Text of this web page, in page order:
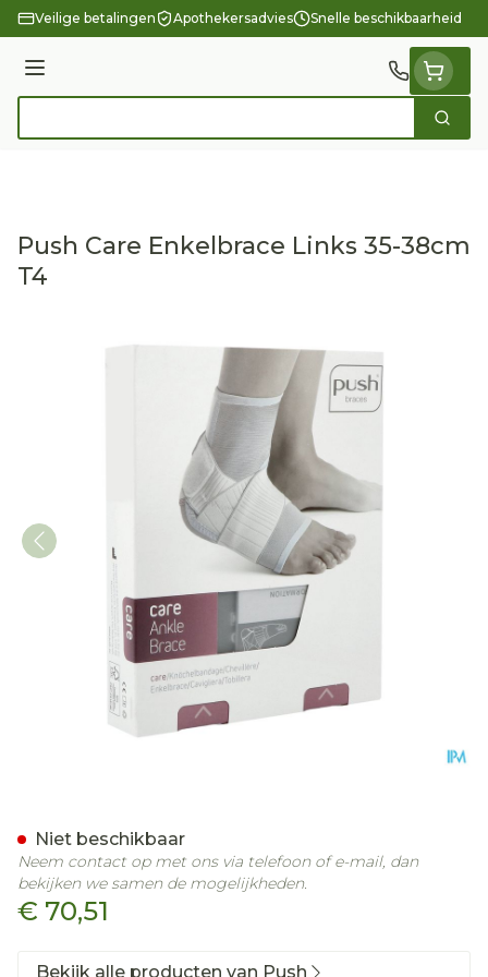
Ga naar de inhoud
Veilige betalingen Apothekersadvies Snelle beschikbaarheid
Menu
Zoek
Push Care Enkelbrace Links 35-38cm
T4
€ 70,51
Niet beschikbaar
Neem contact op met ons via telefoon of e-mail, dan
bekijken we samen de mogelijkheden.
Bekijk alle producten van Push